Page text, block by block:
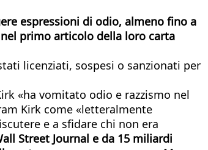
espressioni di odio, almeno fino a
primo articolo della loro carta
licenziati, sospesi o sanzionati per
«ha vomitato odio e razzismo nel
Kirk come «letteralmente
e a sfidare chi non era
Street Journal e da 15 miliardi